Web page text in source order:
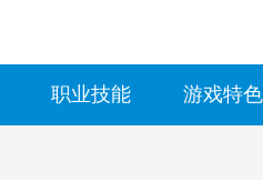
职业技能 游戏特色